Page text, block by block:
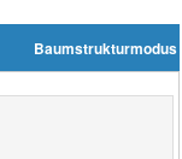
Baumstrukturmodus